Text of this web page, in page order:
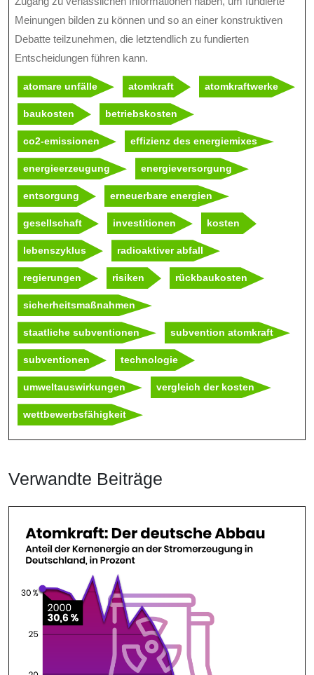
Meinungen bilden zu können und so an einer konstruktiven
Debatte teilzunehmen, die letztendlich zu fundierten
Entscheidungen führen kann.
atomare unfälle atomkraft atomkraftwerke
baukosten betriebskosten
co2-emissionen effizienz des energiemixes
energieerzeugung energieversorgung
entsorgung erneuerbare energien
gesellschaft investitionen kosten
lebenszyklus radioaktiver abfall
regierungen risiken rückbaukosten
sicherheitsmaßnahmen
staatliche subventionen subvention atomkraft
subventionen technologie
umweltauswirkungen vergleich der kosten
wettbewerbsfähigkeit
Verwandte Beiträge